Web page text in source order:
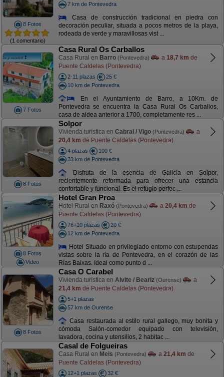
8 Fotos
(1 comentario)
7 km de Pontevedra
Casa de construcción tradicional en piedra con
decoración peculiar, situada a pocos metros de la playa,
rodeada de verde y maravillosas vist ...
7 Fotos
Casa Rural Os Carballos
Casa Rural en Barro (Pontevedra) a 18,7 km de
Puente Caldelas (Pontevedra)
2-11 plazas
25 €
10 km de Pontevedra
En el Ayuntamiento de Barro, a 10Km. de
Pontevedra se encuentra la Casa Rural Os Carballos,
casa de aldea anterior a 1700, completamente res ...
8 Fotos
Solpor
Vivienda turística en Cabral / Vigo (Pontevedra)
a
20,4 km de Puente Caldelas (Pontevedra)
4 plazas
100 €
33 km de Pontevedra
Disfruta de la esencia de Galicia en Solpor,
recientemente reformada para ofrecer una estancia
confortable y funcional. Es el refugio perfec ...
8 Fotos
Video
Hotel Gran Proa
Hotel Rural en Raxó (Pontevedra) a 20,4 km de
Puente Caldelas (Pontevedra)
76+10 plazas
20 €
12 km de Pontevedra
Hotel Situado en privilegiado entorno con estupendas
vistas sobre la ría de Pontevedra, en el corazón de las
Rías Baixas. Ideal como punto d ...
8 Fotos
Casa O Carabel
Vivienda turística en Alvite / Beariz (Ourense)
a
21,4 km de Puente Caldelas (Pontevedra)
5+1 plazas
57 km de Ourense
Casa restaurada al estilo rural gallego, muy bonita y
cómoda Salón-comedor equipado con televisión,
lavadora, cocina y utensilios, 2 habitac ...
Casal de Folgueiras
Casa Rural en Meis (Pontevedra) a 21,4 km de
Puente Caldelas (Pontevedra)
12+1 plazas 32 €